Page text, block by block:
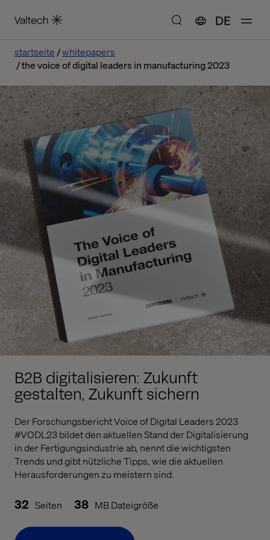
DE
startseite
whitepapers
the voice of digital leaders in manufacturing 2023
B2B digitalisieren: Zukunft
gestalten, Zukunft sichern
Der Forschungsbericht Voice of Digital Leaders 2023
#VODL23 bildet den aktuellen Stand der Digitalisierung
in der Fertigungsindustrie ab, nennt die wichtigsten
Trends und gibt nützliche Tipps, wie die aktuellen
Herausforderungen zu meistern sind.
32 Seiten 38 MB Dateigröße